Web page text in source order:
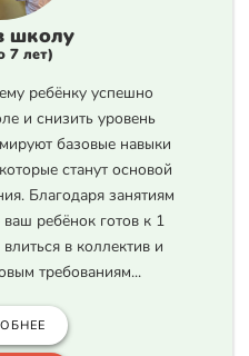
школу
7 лет)
ребёнку успешно
и снизить уровень
базовые навыки
станут основой
Благодаря занятиям
ребёнок готов к 1
в коллектив и
требованиям...